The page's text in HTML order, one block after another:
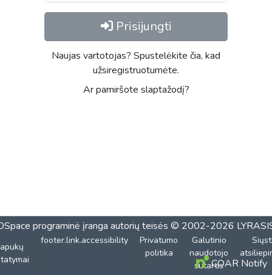
Prisijungti
Naujas vartotojas? Spustelėkite čia, kad
užsiregistruotumėte.
Ar pamiršote slaptažodį?
programinė įranga autorių teisės © 2002-2026
footer.link.accessibility
Privatumo
politika
Galutinio
naudotojo
sutartisCOAR Notify